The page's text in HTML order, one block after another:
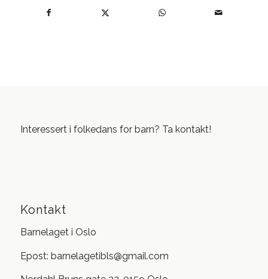
Interessert i folkedans for barn? Ta kontakt!
Kontakt
Barnelaget i Oslo
Epost: barnelagetibls@gmail.com